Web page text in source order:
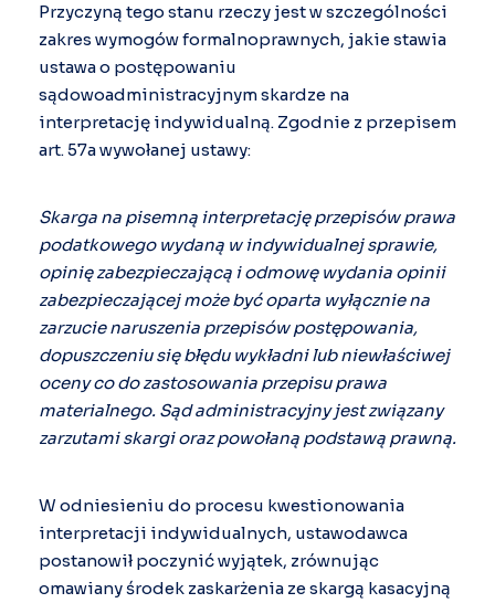
Przyczyną tego stanu rzeczy jest w szczególności
zakres wymogów formalnoprawnych, jakie stawia
ustawa o postępowaniu
sądowoadministracyjnym skardze na
interpretację indywidualną. Zgodnie z przepisem
art. 57a wywołanej ustawy:
Skarga na pisemną interpretację przepisów prawa
podatkowego wydaną w indywidualnej sprawie,
opinię zabezpieczającą i odmowę wydania opinii
zabezpieczającej może być oparta wyłącznie na
zarzucie naruszenia przepisów postępowania,
dopuszczeniu się błędu wykładni lub niewłaściwej
oceny co do zastosowania przepisu prawa
materialnego. Sąd administracyjny jest związany
zarzutami skargi oraz powołaną podstawą prawną.
W odniesieniu do procesu kwestionowania
interpretacji indywidualnych, ustawodawca
postanowił poczynić wyjątek, zrównując
omawiany środek zaskarżenia ze skargą kasacyjną